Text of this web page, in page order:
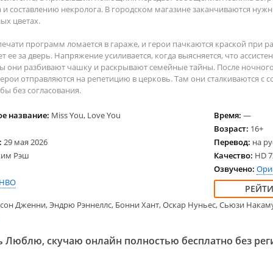
2024
2022
2021
2020
Английские
Французские
Немецкие
Драмы
Исторические
Комедии
Спорт
2023
составлению некролога. В городском магазине заканчиваются
цветах.
программ ломается в гараже, и герои пачкаются краской при
ее за дверь. Напряжение усиливается, когда выясняется, что
они разбивают чашку и раскрывают семейные тайны. После
отправляются на репетицию в церковь. Там они сталкиваются с
без согласования.
название: Miss You, Love You
29 мая 2026
Рэш
HBO
Время: —
Возраст: 16+
Перевод: на
Качество: HD
Озвучено:
Дженни, Эндрю Рэннеллс, Бонни Хант, Оскар Нуньес, Сьюзи
Люблю, скучаю онлайн полностью бесплатно без